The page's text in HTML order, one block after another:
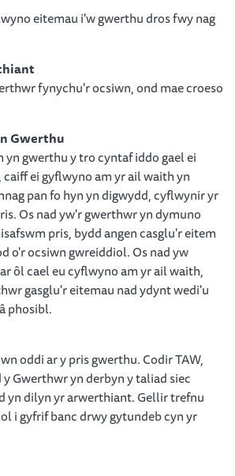
eitemau i'w gwerthu dros fwy nag
fynychu'r ocsiwn, ond mae croeso
Gwerthu
yn gwerthu y tro cyntaf iddo gael ei
ei gyflwyno am yr ail waith yn
pan fo hyn yn digwydd, cyflwynir yr
Os nad yw'r gwerthwr yn dymuno
pris, bydd angen casglu'r eitem
o'r ocsiwn gwreiddiol. Os nad yw
ôl cael eu cyflwyno am yr ail waith,
gasglu'r eitemau nad ydynt wedi'u
phosibl.
oddi ar y pris gwerthu. Codir TAW,
Gwerthwr yn derbyn y taliad siec
yn dilyn yr arwerthiant. Gellir trefnu
i gyfrif banc drwy gytundeb cyn yr